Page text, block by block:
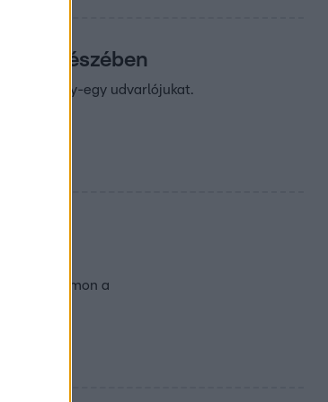
11. részében
egy-egy udvarlójukat.
nyomon a